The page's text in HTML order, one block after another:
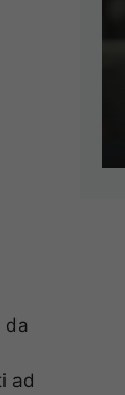
da
ad